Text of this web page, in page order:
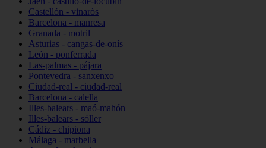
Castellón - vinaròs
Barcelona - manresa
Granada - motril
Asturias - cangas-de-onís
León - ponferrada
Las-palmas - pájara
Pontevedra - sanxenxo
Ciudad-real - ciudad-real
Barcelona - calella
Illes-balears - maó-mahón
Illes-balears - sóller
Cádiz - chipiona
Málaga - marbella